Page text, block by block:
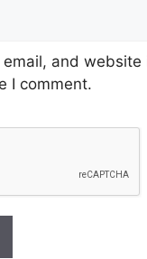
email, and
I comment.